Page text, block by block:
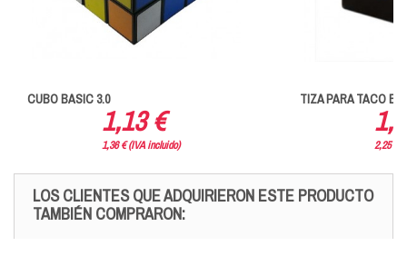
CUBO BASIC 3.0
1,13 €
1,36 € (IVA incluido)
TIZA PARA TACO
2,25 €
LOS CLIENTES QUE ADQUIRIERON ESTE PRODUCTO
TAMBIÉN COMPRARON: